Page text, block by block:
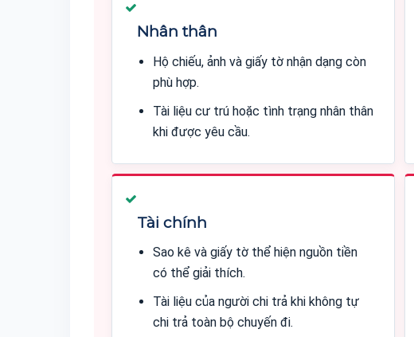
Nhân thân
Hộ chiếu, ảnh và giấy tờ nhận dạng còn
phù hợp.
Tài liệu cư trú hoặc tình trạng nhân thân
khi được yêu cầu.
Tài chính
Sao kê và giấy tờ thể hiện nguồn tiền
có thể giải thích.
Tài liệu của người chi trả khi không tự
chi trả toàn bộ chuyến đi.